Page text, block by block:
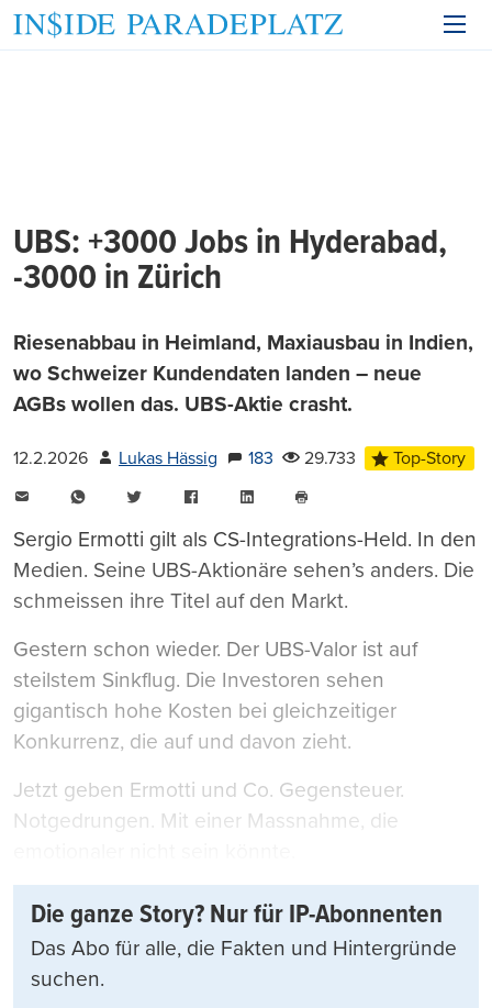
UBS: +3000 Jobs in Hyderabad,
-3000 in Zürich
Riesenabbau in Heimland, Maxiausbau in Indien,
wo Schweizer Kundendaten landen – neue
AGBs wollen das. UBS-Aktie crasht.
12.2.2026 Lukas Hässig 183 29.733
Top-Story
WhatsAppTwitter FacebookLinkedIn
drucken
Sergio Ermotti gilt als CS-Integrations-Held. In den
Medien. Seine UBS-Aktionäre sehen’s anders. Die
schmeissen ihre Titel auf den Markt.
Gestern schon wieder. Der UBS-Valor ist auf
steilstem Sinkflug. Die Investoren sehen
gigantisch hohe Kosten bei gleichzeitiger
Konkurrenz, die auf und davon zieht.
Jetzt geben Ermotti und Co. Gegensteuer.
Notgedrungen. Mit einer Massnahme, die
Die ganze Story? Nur für IP-Abonnenten
Das Abo für alle, die Fakten und Hintergründe
suchen.